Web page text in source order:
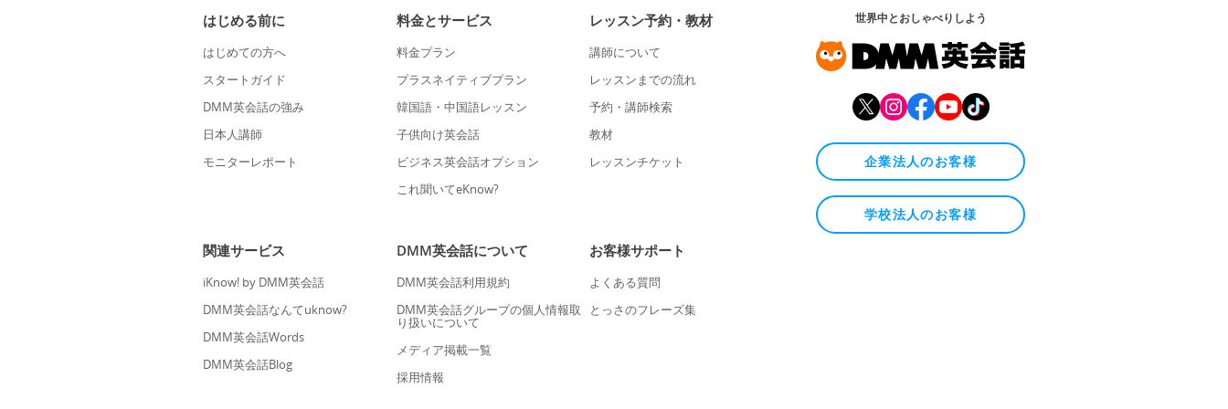
はじめる前に
はじめての方へ
スタートガイド
DMM英会話の強み
日本人講師
モニターレポート
料金とサービス
料金プラン
プラスネイティブプラン
韓国語・中国語レッスン
子供向け英会話
ビジネス英会話オプション
これ聞いてeKnow?
レッスン予約・教材
講師について
レッスンまでの流れ
予約・講師検索
教材
レッスンチケット
関連サービス
iKnow! by DMM英会話
DMM英会話なんてuknow?
DMM英会話Words
DMM英会話Blog
DMM英会話について
DMM英会話利用規約
DMM英会話グループの個人情報取
り扱いについて
メディア掲載一覧
採用情報
お客様サポート
よくある質問
とっさのフレーズ集
世界中とおしゃべりしよう
企業法人のお客様
学校法人のお客様